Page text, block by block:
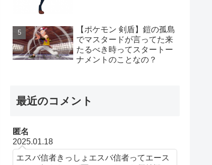
【ポケモン 剣盾】鎧の孤島
でマスタードが言ってた来
たるべき時ってスタートー
ナメントのことなの？
最近のコメント
匿名
2025.01.18
エスバ信者きっしょエスバ信者ってエース